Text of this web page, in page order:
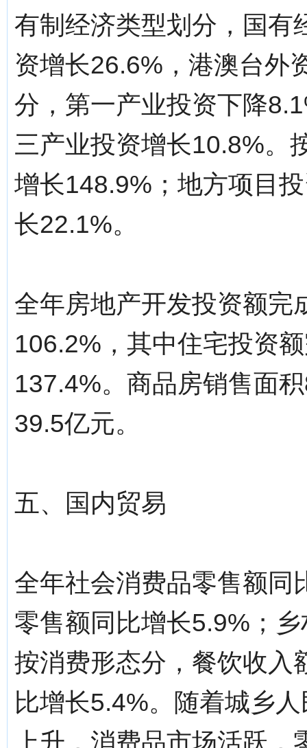
有制经济类型划分，国有
资增长26.6%，港澳台外
分，第一产业投资下降
三产业投资增长10.8%。
增长148.9%；地方项目
长22.1%。
全年房地产开发投资额完
106.2%，其中住宅投资
137.4%。商品房销售面
39.5亿元。
五、国内贸易
全年社会消费品零售额同
零售额同比增长5.9%；
按消费形态分，餐饮收入
比增长5.4%。随着城乡
上升，消费品市场活跃